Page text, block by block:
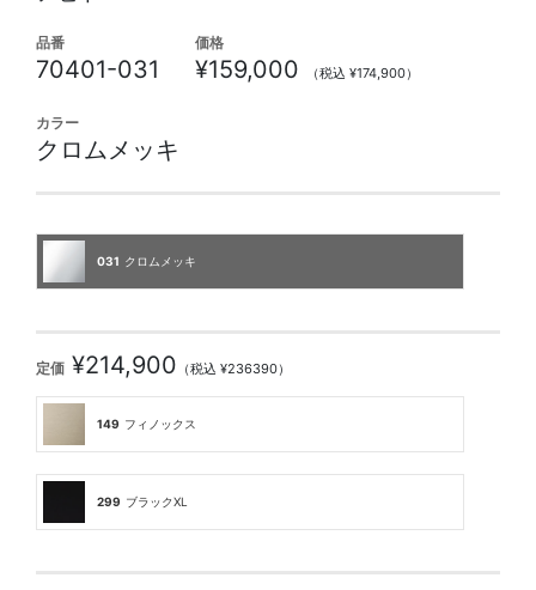
品番
70401-031
価格
¥159,000 （税込 ¥174,900）
カラー
クロムメッキ
031 クロムメッキ
定価 ¥214,900 （税込 ¥236390）
149 フィノックス
299 ブラックXL